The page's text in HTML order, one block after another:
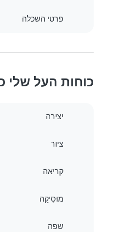
פרטי השכלה
כוחות העל שלי
יצירה
ציור
קריאה
מוּסִיקָה
שפה